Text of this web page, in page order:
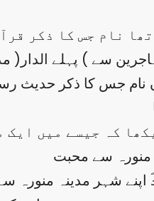
نام جس کا ذکر
نام جس کا ذکر حدیث
کہ جیسے میں
منورہ سے محبت
شہر مدینہ منورہ